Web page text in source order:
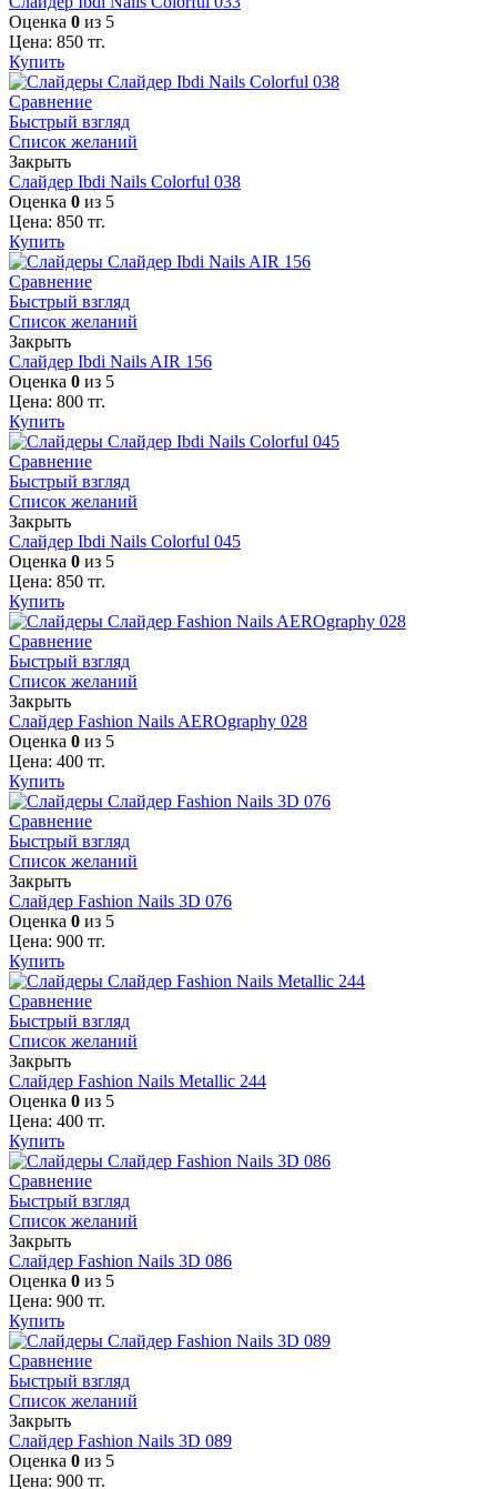
Оценка 0 из 5
Цена: 850 тг.
Купить
Сравнение
Быстрый взгляд
Список желаний
Закрыть
Слайдер Ibdi Nails Colorful 038
Оценка 0 из 5
Цена: 850 тг.
Купить
Сравнение
Быстрый взгляд
Список желаний
Закрыть
Слайдер Ibdi Nails AIR 156
Оценка 0 из 5
Цена: 800 тг.
Купить
Сравнение
Быстрый взгляд
Список желаний
Закрыть
Слайдер Ibdi Nails Colorful 045
Оценка 0 из 5
Цена: 850 тг.
Купить
Сравнение
Быстрый взгляд
Список желаний
Закрыть
Слайдер Fashion Nails AEROgraphy 028
Оценка 0 из 5
Цена: 400 тг.
Купить
Сравнение
Быстрый взгляд
Список желаний
Закрыть
Слайдер Fashion Nails 3D 076
Оценка 0 из 5
Цена: 900 тг.
Купить
Сравнение
Быстрый взгляд
Список желаний
Закрыть
Слайдер Fashion Nails Metallic 244
Оценка 0 из 5
Цена: 400 тг.
Купить
Сравнение
Быстрый взгляд
Список желаний
Закрыть
Слайдер Fashion Nails 3D 086
Оценка 0 из 5
Цена: 900 тг.
Купить
Сравнение
Быстрый взгляд
Список желаний
Закрыть
Слайдер Fashion Nails 3D 089
Оценка 0 из 5
Цена: 900 тг.